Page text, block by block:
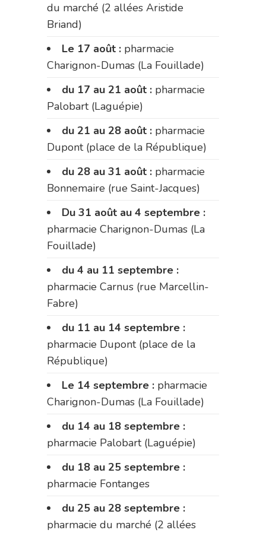
du marché (2 allées Aristide
Briand)
Le 17 août : pharmacie
Charignon-Dumas (La Fouillade)
du 17 au 21 août : pharmacie
Palobart (Laguépie)
du 21 au 28 août : pharmacie
Dupont (place de la République)
du 28 au 31 août : pharmacie
Bonnemaire (rue Saint-Jacques)
Du 31 août au 4 septembre :
pharmacie Charignon-Dumas (La
Fouillade)
du 4 au 11 septembre :
pharmacie Carnus (rue Marcellin-
Fabre)
du 11 au 14 septembre :
pharmacie Dupont (place de la
République)
Le 14 septembre : pharmacie
Charignon-Dumas (La Fouillade)
du 14 au 18 septembre :
pharmacie Palobart (Laguépie)
du 18 au 25 septembre :
pharmacie Fontanges
du 25 au 28 septembre :
pharmacie du marché (2 allées